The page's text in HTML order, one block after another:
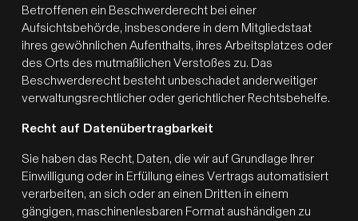
Betroffenen ein Beschwerderecht bei einer
Aufsichtsbehörde, insbesondere in dem Mitgliedstaat
ihres gewöhnlichen Aufenthalts, ihres Arbeitsplatzes oder
des Orts des mutmaßlichen Verstoßes zu. Das
Beschwerderecht besteht unbeschadet anderweitiger
verwaltungsrechtlicher oder gerichtlicher Rechtsbehelfe.
Recht auf Daten­übertrag­barkeit
Sie haben das Recht, Daten, die wir auf Grundlage Ihrer
Einwilligung oder in Erfüllung eines Vertrags automatisiert
verarbeiten, an sich oder an einen Dritten in einem
gängigen, maschinenlesbaren Format aushändigen zu